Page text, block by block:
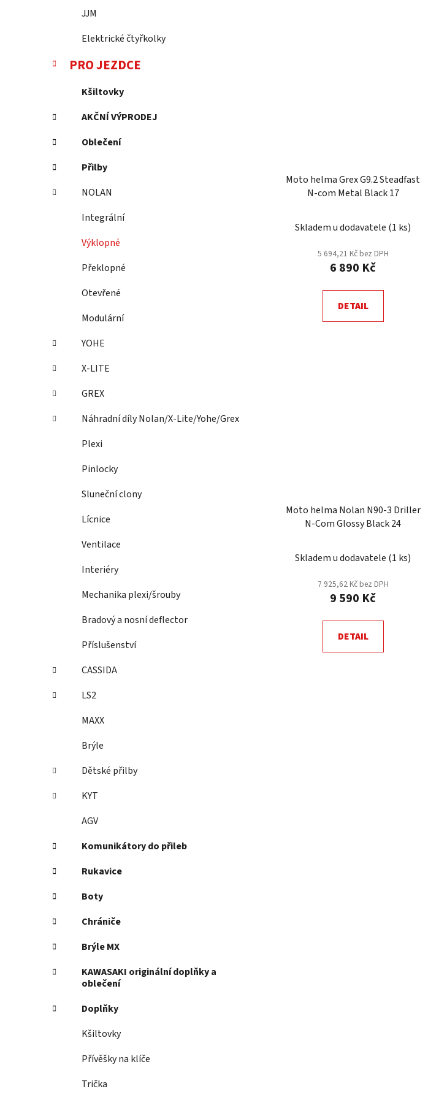
JJM
Elektrické čtyřkolky
PRO JEZDCE
Kšiltovky
AKČNÍ VÝPRODEJ
Oblečení
Přilby
NOLAN
Integrální
Výklopné
Překlopné
Otevřené
Modulární
YOHE
X-LITE
GREX
Náhradní díly Nolan/X-Lite/Yohe/Grex
Plexi
Pinlocky
Sluneční clony
Lícnice
Ventilace
Interiéry
Mechanika plexi/šrouby
Bradový a nosní deflector
Příslušenství
CASSIDA
LS2
MAXX
Brýle
Dětské přilby
KYT
AGV
Komunikátory do přileb
Rukavice
Boty
Chrániče
Brýle MX
KAWASAKI originální doplňky a
oblečení
Doplňky
Kšiltovky
Přívěšky na klíče
Trička
Moto helma Grex G9.2 Steadfast
N-com Metal Black 17
Skladem u dodavatele (1 ks)
5 694,21 Kč bez DPH
6 890 Kč
DETAIL
Moto helma Nolan N90-3 Driller
N-Com Glossy Black 24
Skladem u dodavatele (1 ks)
7 925,62 Kč bez DPH
9 590 Kč
DETAIL